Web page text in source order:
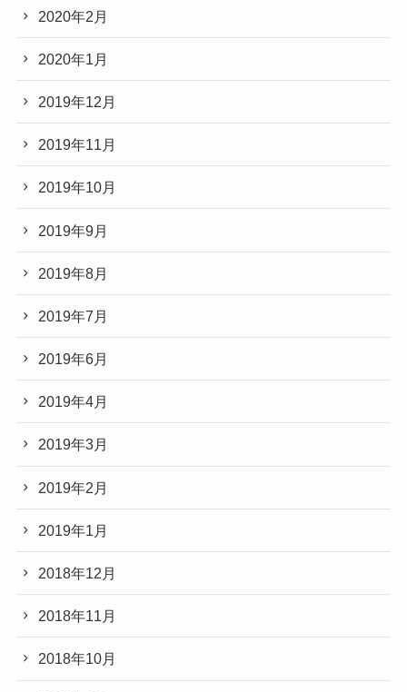
2020年2月
2020年1月
2019年12月
2019年11月
2019年10月
2019年9月
2019年8月
2019年7月
2019年6月
2019年4月
2019年3月
2019年2月
2019年1月
2018年12月
2018年11月
2018年10月